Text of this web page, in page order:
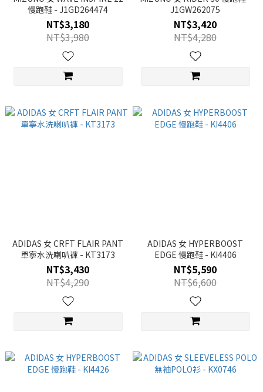
慢跑鞋 - J1GD264474
NT$3,180
NT$3,980
J1GW262075
NT$3,420
NT$4,280
ADIDAS 女 CRFT FLAIR PANT
單寧水洗喇叭褲 - KT3173
NT$3,430
NT$4,290
ADIDAS 女 HYPERBOOST
EDGE 慢跑鞋 - KI4406
NT$5,590
NT$6,600